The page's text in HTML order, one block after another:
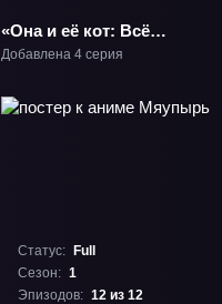
«Она и её кот: Всё
меняется» ТВ-1
Добавлена 4 серия
Статус:
Full
Сезон: 1
Эпизодов: 12 из 12